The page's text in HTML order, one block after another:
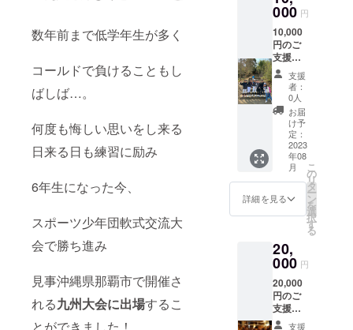
数年前まで低学年生が多く
コールドで負けることもし
ばしば…。
何度も悔しい思いをし来る
日来る日も練習に励み
6年生になった今、
スポーツ少年団軟式交流大
会で勝ち進み
見事沖縄県那覇市で開催さ
れる九州大会に出場するこ
リター
ンご連
絡用の
メール
アドレ
スをご
記載く
ださ
い。
お礼の
メール
御礼の
メール
をメー
ル送信
●子ども
達から
のメッ
セージ
動画 子
ども達
からの
御礼の
メッ
セージ
10分 提
供方法 :
視聴用
のURL
をメー
ルで送
信 ※な
000 円
10,000
円のご
支援を
いただ
けた方
には下
記の御
礼をさ
せてい
ただき
ます。
●試合の
結果報
告 大会
の結果
報告を
送信 ●
お礼の
メール
御礼の
メール
をメー
ル送信
支援
者：
0人
お届
け予
定：
2023
年08
月
詳細を見る
こ
の
リ
タ
ー
ン
を
選
択
す
る
20,
000 円
20,000
円のご
支援を
いただ
支援